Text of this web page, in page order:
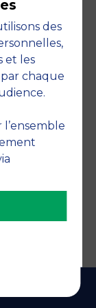
des
et les
chaque